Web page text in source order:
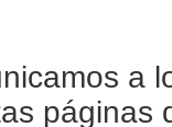
a
páginas